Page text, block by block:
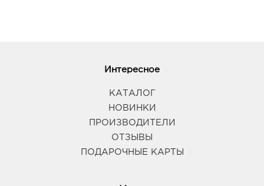
Интересное
КАТАЛОГ
НОВИНКИ
ПРОИЗВОДИТЕЛИ
ОТЗЫВЫ
ПОДАРОЧНЫЕ КАРТЫ